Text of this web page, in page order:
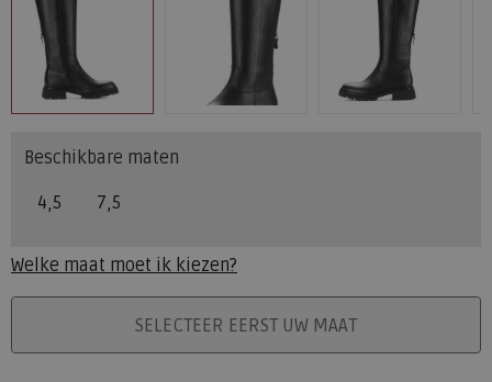
Beschikbare maten
4,5 7,5
Welke maat moet ik kiezen?
PLAATS IN WINKELMANDSELECTEER EERST UW MAAT